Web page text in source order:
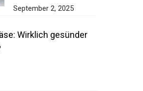
September 2, 2025
Wirklich gesünder